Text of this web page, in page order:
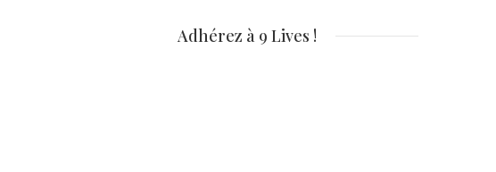
Adhérez à 9 Lives !